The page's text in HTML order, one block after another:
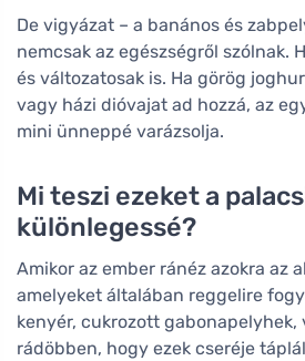
De vigyázat – a banános és
nemcsak az egészségről szólnak.
és változatosak is. Ha görög
vagy házi dióvajat ad hozzá, az
mini ünneppé varázsolja.
Mi teszi ezeket a
különlegessé?
Amikor az ember ránéz azokra az
amelyeket általában reggelire
kenyér, cukrozott gabonapelyhek,
rádöbben, hogy ezek cseréje